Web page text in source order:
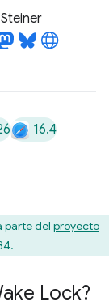
16.4
parte del proyecto
Lock?